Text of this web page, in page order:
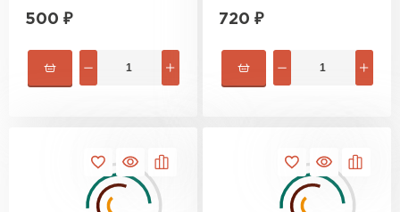
500 ₽ 720 ₽